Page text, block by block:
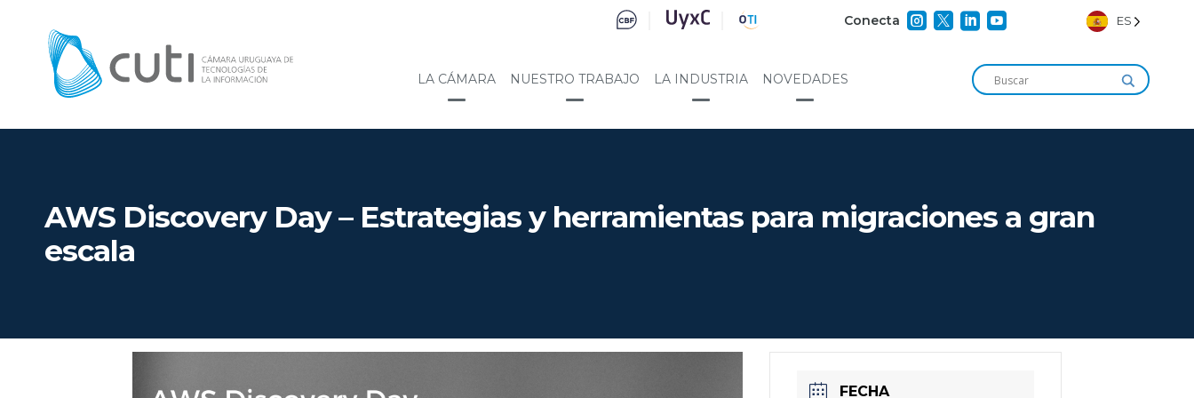
Conecta     ES
LA CÁMARA NUESTRO TRABAJO LA INDUSTRIA NOVEDADES
AWS Discovery Day – Estrategias y herramientas para migraciones a gran
escala
FECHA